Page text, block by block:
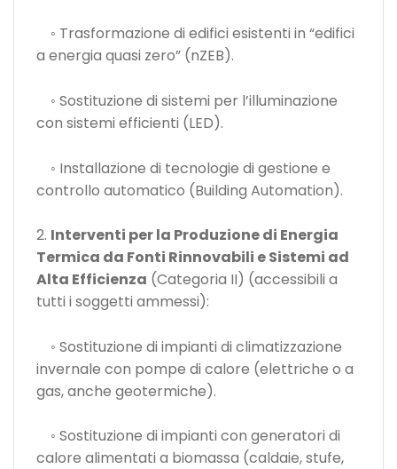
◦ Trasformazione di edifici esistenti in “edifici
a energia quasi zero” (nZEB).
◦ Sostituzione di sistemi per l’illuminazione
con sistemi efficienti (LED).
◦ Installazione di tecnologie di gestione e
controllo automatico (Building Automation).
2. Interventi per la Produzione di Energia
Termica da Fonti Rinnovabili e Sistemi ad
Alta Efficienza (Categoria II) (accessibili a
tutti i soggetti ammessi):
◦ Sostituzione di impianti di climatizzazione
invernale con pompe di calore (elettriche o a
gas, anche geotermiche).
◦ Sostituzione di impianti con generatori di
calore alimentati a biomassa (caldaie, stufe,